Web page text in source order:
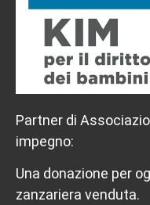
Partner di
impegno:
Una donazione per
zanzariera venduta.